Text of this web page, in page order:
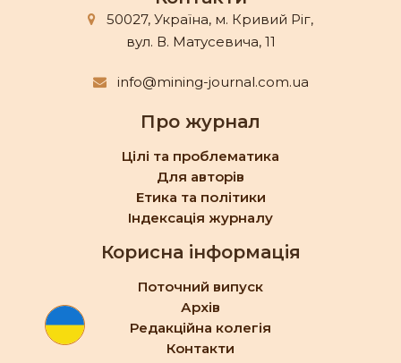
50027, Україна, м. Кривий Ріг,
вул. В. Матусевича, 11
info@mining-journal.com.ua
Про журнал
Цілі та проблематика
Для авторів
Етика та політики
Індексація журналу
Корисна інформація
Поточний випуск
Архів
Редакційна колегія
Контакти